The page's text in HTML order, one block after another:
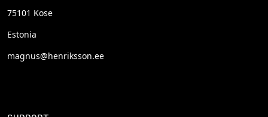
75101 Kose
Estonia
magnus@henriksson.ee